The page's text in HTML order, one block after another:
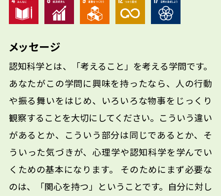
メッセージ
認知科学とは、「考えること」を考える学問です。
あなたがこの学問に興味を持ったなら、人の行動
や振る舞いをはじめ、いろいろな物事をじっくり
観察することを大切にしてください。こういう違い
があるとか、こういう部分は同じであるとか、そ
ういった気づきが、心理学や認知科学を学んでい
くための基本になります。 そのためにまず必要な
のは、「関心を持つ」ということです。自分に対し